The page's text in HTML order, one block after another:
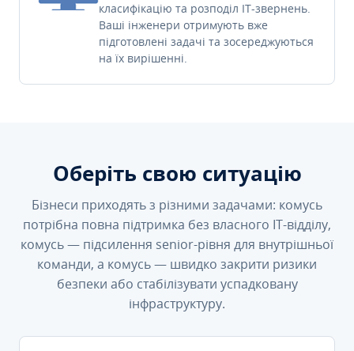
класифікацію та розподіл IT-звернень.
Ваші інженери отримують вже
підготовлені задачі та зосереджуються
на їх вирішенні.
Оберіть свою ситуацію
Бізнеси приходять з різними задачами: комусь
потрібна повна підтримка без власного IT-відділу,
комусь — підсилення senior-рівня для внутрішньої
команди, а комусь — швидко закрити ризики
безпеки або стабілізувати успадковану
інфраструктуру.